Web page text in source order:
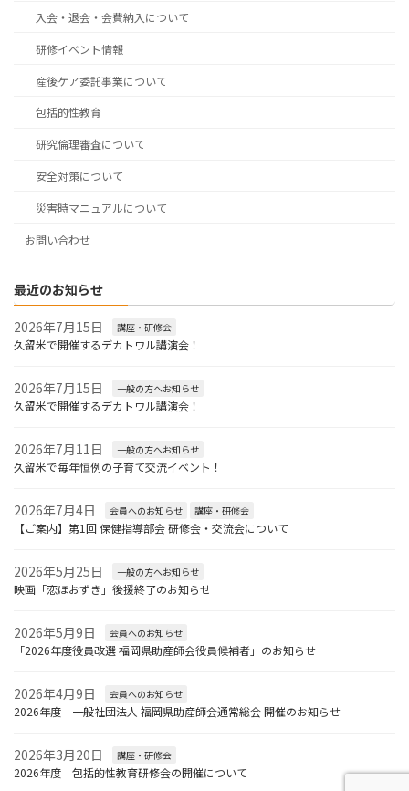
入会・退会・会費納入について
研修イベント情報
産後ケア委託事業について
包括的性教育
研究倫理審査について
安全対策について
災害時マニュアルについて
お問い合わせ
最近のお知らせ
2026年7月15日 講座・研修会
久留米で開催するデカトワル講演会！
2026年7月15日 一般の方へお知らせ
久留米で開催するデカトワル講演会！
2026年7月11日 一般の方へお知らせ
久留米で毎年恒例の子育て交流イベント！
2026年7月4日 会員へのお知らせ 講座・研修会
【ご案内】第1回 保健指導部会 研修会・交流会について
2026年5月25日 一般の方へお知らせ
映画「恋ほおずき」後援終了のお知らせ
2026年5月9日 会員へのお知らせ
「2026年度役員改選 福岡県助産師会役員候補者」のお知らせ
2026年4月9日 会員へのお知らせ
2026年度 一般社団法人 福岡県助産師会通常総会 開催のお知らせ
2026年3月20日 講座・研修会
2026年度 包括的性教育研修会の開催について